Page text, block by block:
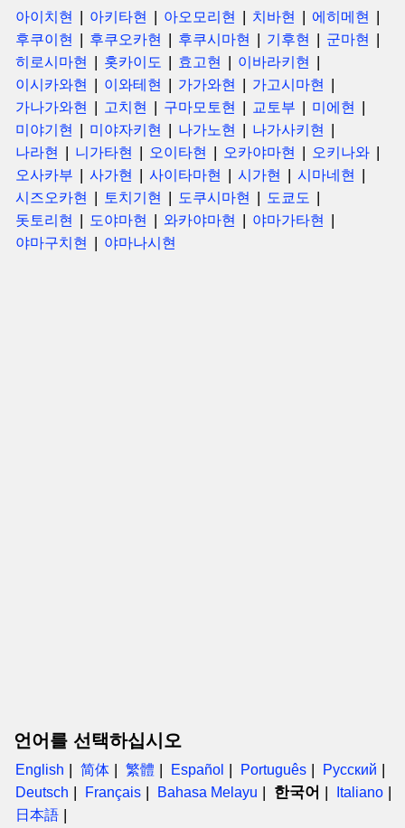
아이치현 아키타현 아오모리현 치바현
에히메현
후쿠이현
후쿠오카현 후쿠시마현 기후현
군마현
히로시마현
홋카이도 효고현
이바라키현
이시카와현
이와테현 가가와현
가고시마현
가나가와현
고치현 구마모토현 교토부
미에현
미야기현
미야자키현 나가노현
나가사키현
나라현
니가타현 오이타현 오카야마현
오키나와
오사카부
사가현 사이타마현 시가현
시마네현
시즈오카현
토치기현 도쿠시마현
도쿄도
돗토리현
도야마현 와카야마현
야마가타현
야마구치현
야마나시현
언어를 선택하십시오
English 简体 繁體 Español Português
Русский
Deutsch
Français Bahasa Melayu 한국어
Italiano
日本語